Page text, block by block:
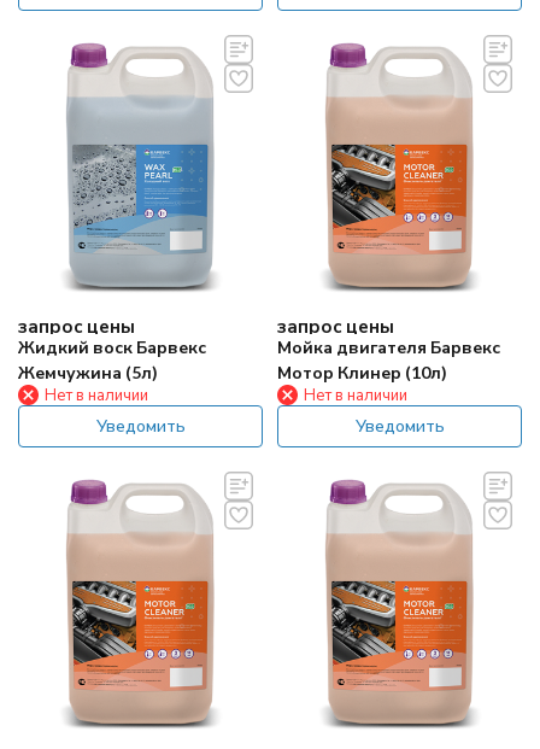
запрос цены
Жидкий воск Барвекс
Жемчужина (5л)
Нет в наличии
Уведомить
запрос цены
Мойка двигателя Барвекс
Мотор Клинер (10л)
Нет в наличии
Уведомить